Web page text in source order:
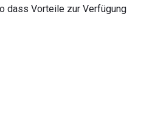
dass Vorteile zur Verfügung